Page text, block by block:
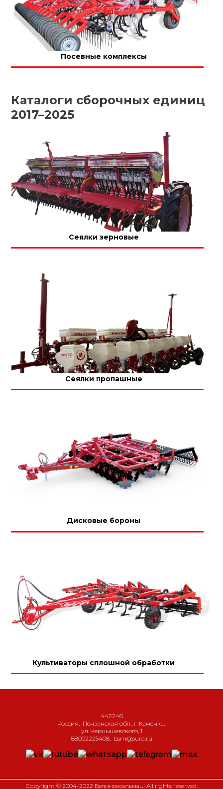
Посевные комплексы
Каталоги сборочных единиц
2017–2025
Сеялки зерновые
Сеялки пропашные
Дисковые бороны
Культиваторы сплошной обработки
442246
Россия
Пензенская обл., г. Каменка
ул. Чернышевского, 1
88002225408, bsm@sura.ru
Copyright © 2004-2022 Белинсксельмаш All rights reserved.